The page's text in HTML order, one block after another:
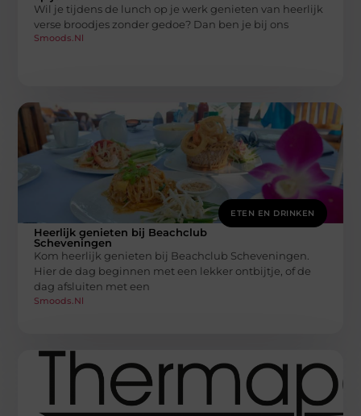
Wil je tijdens de lunch op je werk genieten van heerlijk
verse broodjes zonder gedoe? Dan ben je bij ons
Smoods.nl
ETEN EN DRINKEN
Heerlijk genieten bij Beachclub
Scheveningen
Kom heerlijk genieten bij Beachclub Scheveningen.
Hier de dag beginnen met een lekker ontbijtje, of de
dag afsluiten met een
Smoods.nl